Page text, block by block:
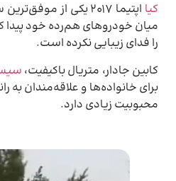
کیا
اپتیما ۲۰۱۷ یکی
میان خودروهای هم‌رده خود پیدا
را فدای زیبایی نکرده است.
کابین جادار، متریال باکیفیت،
برای خانواده‌ها و علاقه‌مندان
محبوبیت زیادی دارد.